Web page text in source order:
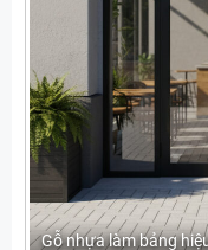
Gỗ nhựa làm bảng